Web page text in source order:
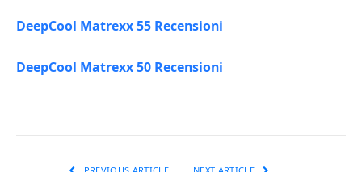
DeepCool Matrexx 55 Recensioni
DeepCool Matrexx 50 Recensioni